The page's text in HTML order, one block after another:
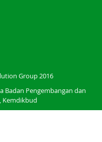
Group 2016
Badan Pengembangan dan
Kemdikbud